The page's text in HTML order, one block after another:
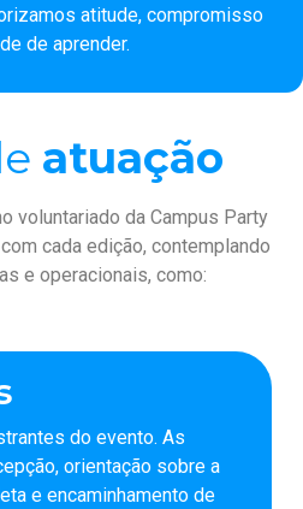
atitude, compromisso
de aprender.
atuação
voluntariado da Campus Party
cada edição, contemplando
e operacionais, como:
do evento. As
orientação sobre a
e encaminhamento de